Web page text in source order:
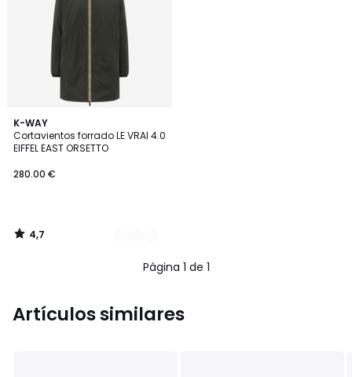
K-WAY
Cortavientos forrado LE VRAI 4.0
EIFFEL EAST ORSETTO
280.00 €
4,7
/ 5
2
Colores
4,7
/
Página 1 de 1
Artículos similares